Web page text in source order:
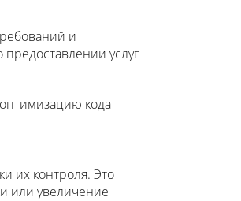
и
услуг
кода
их контроля. Это
или увеличение